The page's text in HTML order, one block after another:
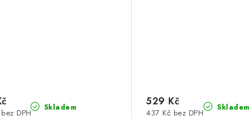
Skladem
DPH Skladem
437 Kč bez DPH
529 Kč